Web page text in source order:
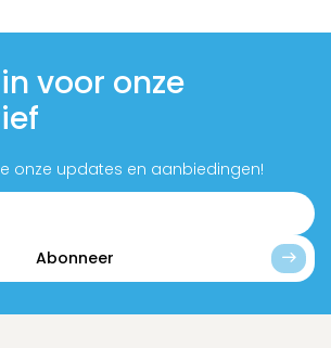
voor onze
onze updates en aanbiedingen!
Abonneer